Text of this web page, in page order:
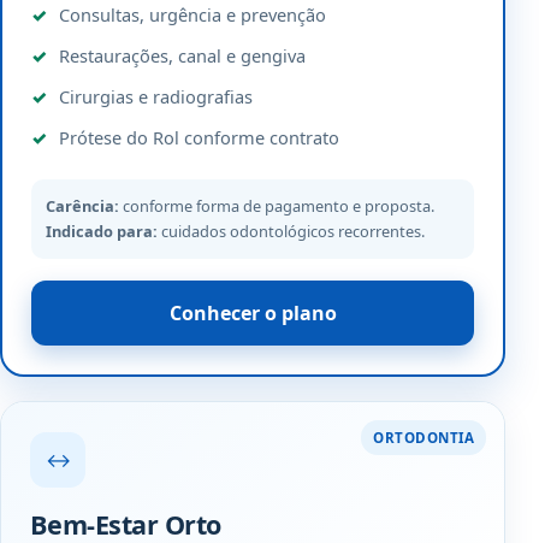
Consultas, urgência e prevenção
Restaurações, canal e gengiva
Cirurgias e radiografias
Prótese do Rol conforme contrato
Carência: conforme forma de pagamento e proposta.
Indicado para: cuidados odontológicos recorrentes.
Conhecer o plano
ORTODONTIA
↔
Bem-Estar Orto